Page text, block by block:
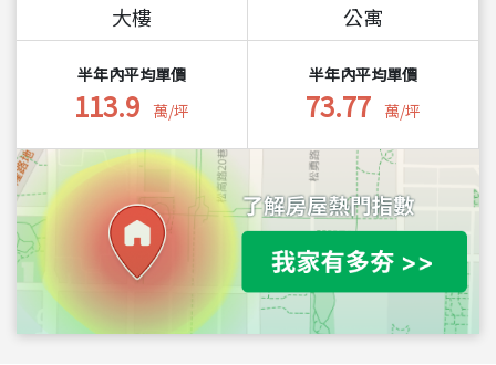
大樓
半年內平均單價
113.9 萬/坪
公寓
半年內平均單價
73.77 萬/坪